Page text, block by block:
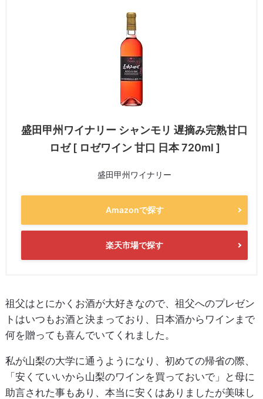
盛田甲州ワイナリー シャンモリ 遅摘み完熟甘口
ロゼ [ ロゼワイン 甘口 日本 720ml ]
盛田甲州ワイナリー
Amazonで探す
楽天市場で探す
祖父はとにかくお酒が大好きなので、祖父へのプレゼン
トはいつもお酒と決まっており、日本酒からワインまで
何を贈っても喜んでいてくれました。
私が山梨の大学に通うようになり、初めての帰省の際、
「安くていいから山梨のワインを買っておいで」と母に
助言された事もあり、本当に安くはありましたが美味し